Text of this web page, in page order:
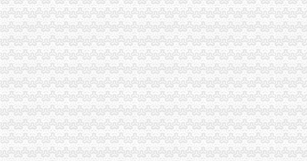
重庆市万州区华龙食品有限公司等27家企业食品生产许可证被注销_头
《公司任书》_优秀范文十篇
重庆市协同有限公司协同庄十六店申请注销《品经营许可证》
重庆：十个意抢注知名企业域名被判定注销_中国经济网——国
一步发网|重庆企业转让|重庆执照转让|重庆公司注册代理
简易注销！让注销公司流程不再复杂—多有米
高公报案例：公司分支机构尚未办理注销登记,公司人可否作
重庆公布电梯维保企业“名单”17家被注销资质-广西新闻网
重庆公布电梯维保企业“名单”17家被注销资质-广西新闻网
【破产注销】分公司设立\变更\注销登记_中国奉节网
媒体称不乏知名女艺人在重庆希尔顿提供“一条龙”服务-类贴图